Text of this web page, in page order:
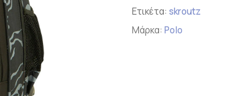
Ετικέτα: skroutz
Μάρκα: Polo